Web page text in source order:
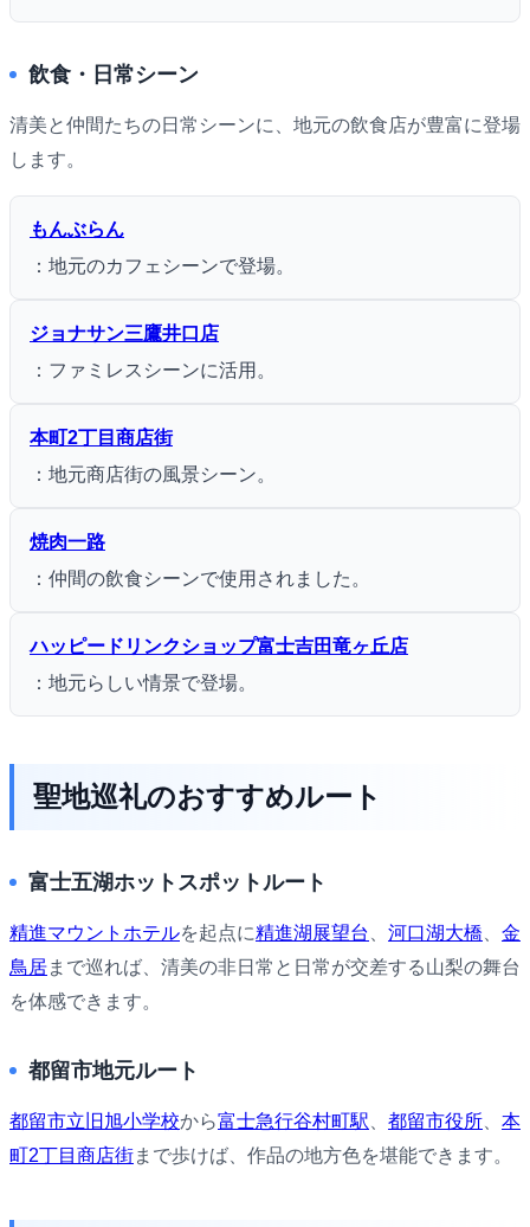
飲食・日常シーン
清美と仲間たちの日常シーンに、地元の飲食店が豊富に登場
します。
もんぶらん
：地元のカフェシーンで登場。
ジョナサン三鷹井口店
：ファミレスシーンに活用。
本町2丁目商店街
：地元商店街の風景シーン。
焼肉一路
：仲間の飲食シーンで使用されました。
ハッピードリンクショップ富士吉田竜ヶ丘店
：地元らしい情景で登場。
聖地巡礼のおすすめルート
富士五湖ホットスポットルート
精進マウントホテルを起点に精進湖展望台 河口湖大橋
金
鳥居まで巡れば、清美の非日常と日常が交差する山梨の舞台
を体感できます。
都留市地元ルート
都留市立旧旭小学校から富士急行谷村町駅 都留市役所
本
町2丁目商店街まで歩けば、作品の地方色を堪能できます。